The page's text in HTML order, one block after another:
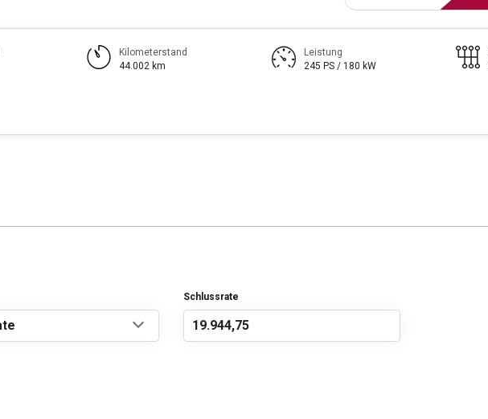
Kilometerstand
44.002 km
Leistung
245 PS / 180 kW
Schlussrate